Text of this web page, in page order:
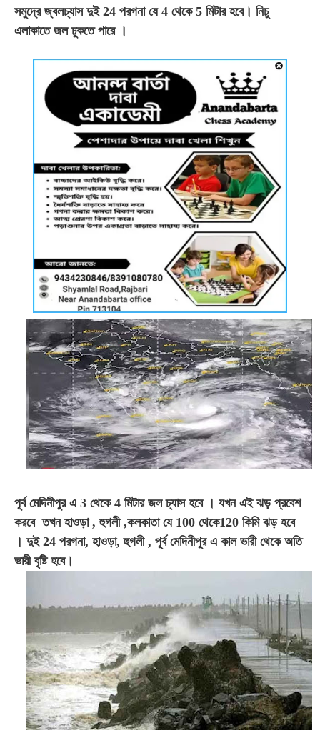
সমুদ্রে জ্বলচ্যাস দুই 24 পরগনা যে 4 থেকে 5 মিটার হবে। নিচু
এলাকাতে জল ঢুকতে পারে ।
পূর্ব মেদিনীপুর এ 3 থেকে 4 মিটার জল চ্যাস হবে । যখন এই ঝড় প্রবেশ
করবে তখন হাওড়া , হুগলী ,কলকাতা যে 100 থেকে120 কিমি ঝড় হবে
। দুই 24 পরগনা, হাওড়া, হুগলী , পূর্ব মেদিনীপুর এ কাল ভারী থেকে অতি
ভারী বৃষ্টি হবে।